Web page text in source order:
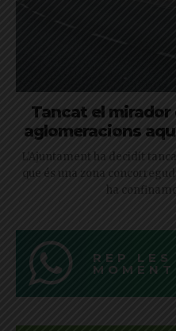
Tancat el mirador
aglomeracions
L'Ajuntament ha decidit
que és una zona
ha
REP